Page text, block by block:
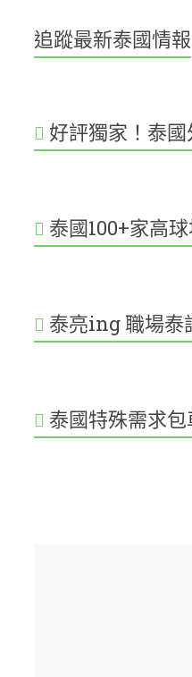
追蹤最新泰國情報
好評獨家！泰
泰國100+家高
泰亮ing 職場泰
泰國特殊需求包